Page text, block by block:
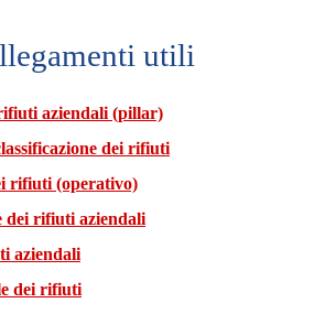
utili
aziendali (pillar)
dei rifiuti
rifiuti (operativo)
dei rifiuti aziendali
aziendali
dei rifiuti